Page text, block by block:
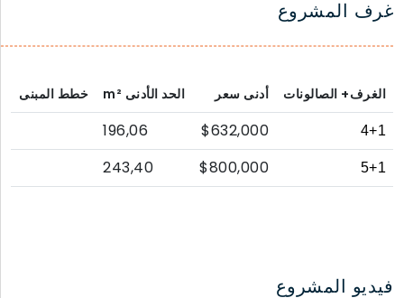
غرف المشروع
الغرف+ الصالونات أدنى سعر الحد الأدنى خطط المبنى
4+1
$632,000
196,06
5+1
$800,000
243,40
فيديو المشروع